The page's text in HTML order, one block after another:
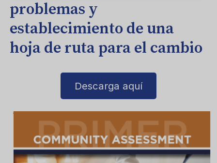
problemas y
establecimiento de una
hoja de ruta para el cambio
Descarga aquí